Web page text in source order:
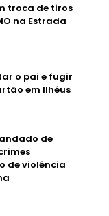
troca de tiros
na Estrada
o pai e fugir
em Ilhéus
de
de violência